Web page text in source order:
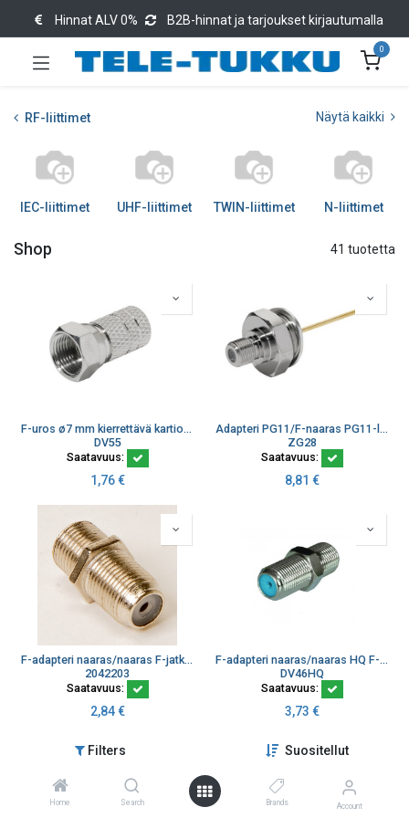
Filters Suositellut
Home Search Brands Account
Hinnat ALV 0% B2B-hinnat ja tarjoukset kirjautumalla
0
RF-liittimet Näytä kaikki
IEC-liittimet UHF-liittimet TWIN-liittimet N-liittimet
Shop 41 tuotetta
F-uros ø7 mm kierrettävä kartiokiinnitys
DV55
Saatavuus:
1,76€
Adapteri PG11/F-naaras PG11-laiteliitin/F-naaras
ZG28
Saatavuus:
8,81 €
F-adapteri naaras/naaras F-jatkoliitin
2042203
Saatavuus:
2,84€
F-adapteri naaras/naaras HQ F-jatkoliitin High Quality
DV46HQ
Saatavuus:
3,73 €